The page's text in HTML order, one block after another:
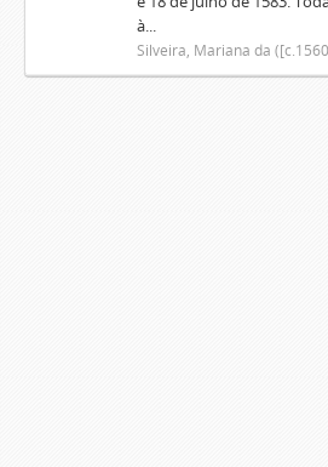
à...
Silveira, Mariana da